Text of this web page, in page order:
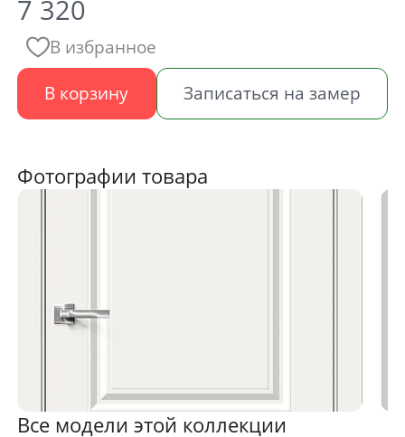
7 320
В избранное
В корзину
Записаться на замер
Фотографии товара
Все модели этой коллекции